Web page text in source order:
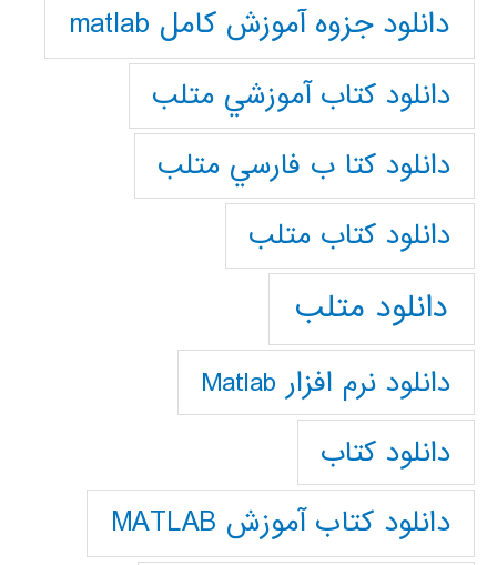
دانلود جزوه آموزش کامل matlab
دانلود كتاب آموزشي متلب
دانلود كتا ب فارسي متلب
دانلود كتاب متلب
دانلود متلب
دانلود نرم افزار Matlab
دانلود کتاب
دانلود کتاب آموزش MATLAB